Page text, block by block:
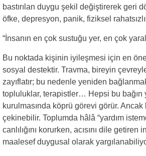
bastırılan duygu şekil değiştirerek geri
öfke, depresyon, panik, fiziksel
“İnsanın en çok sustuğu yer, en çok
Bu noktada kişinin iyileşmesi için en
sosyal destektir. Travma, bireyin
zayıflatır; bu nedenle yeniden
topluluklar, terapistler… Hepsi bu bağın
kurulmasında köprü görevi görür. Ancak
çekinebilir. Toplumda hâlâ “yardım
canlılığını korurken, acısını dile
maalesef duygusal olarak